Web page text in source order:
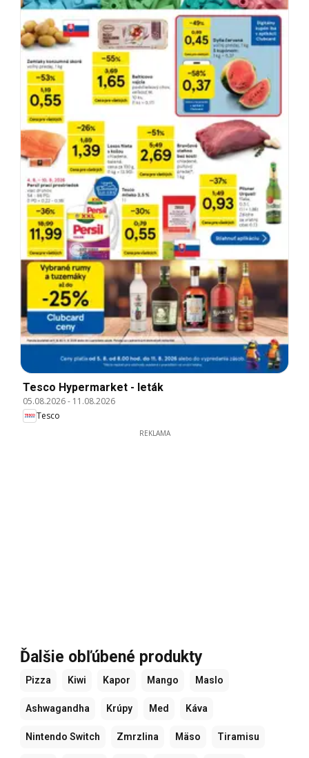
Tesco Hypermarket - leták
05.08.2026- 11.08.2026
Tesco
REKLAMA
Ďalšie obľúbené produkty
Pizza Kiwi Kapor Mango Maslo
Ashwagandha Krúpy Med Káva
Nintendo Switch Zmrzlina Mäso Tiramisu